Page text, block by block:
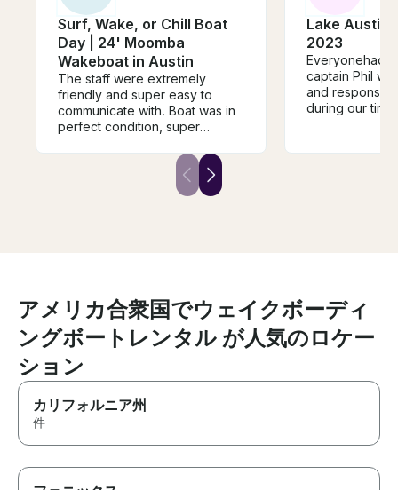
Surf, Wake, or Chill Boat
Day | 24' Moomba
Wakeboat in Austin
The staff were extremely
friendly and super easy to
communicate with. Boat was in
perfect condition, super
cooler with ice for us to store
drinks. Fully recommended for
a great day out on the lake!!!
Lake Austin
2023
Everyonehad
captain Phil
and
during our
アメリカ合衆国でウェイクボーディ
ングボートレンタル が人気のロケー
ション
カリフォルニア州
件